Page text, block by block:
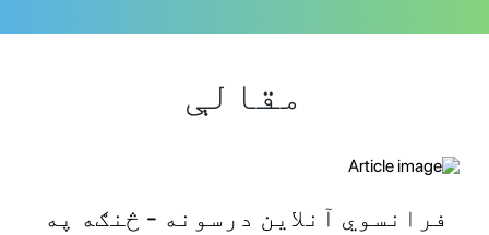
مقالې
فرانسوي آنلاین درسونه - څنګه په